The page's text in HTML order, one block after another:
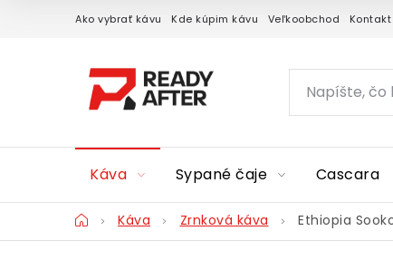
Ako vybrať kávu Kde kúpim kávu Veľkoobchod Kontakt
Káva Sypané čaje Cascara
Domov
Káva Zrnková káva Ethiopia